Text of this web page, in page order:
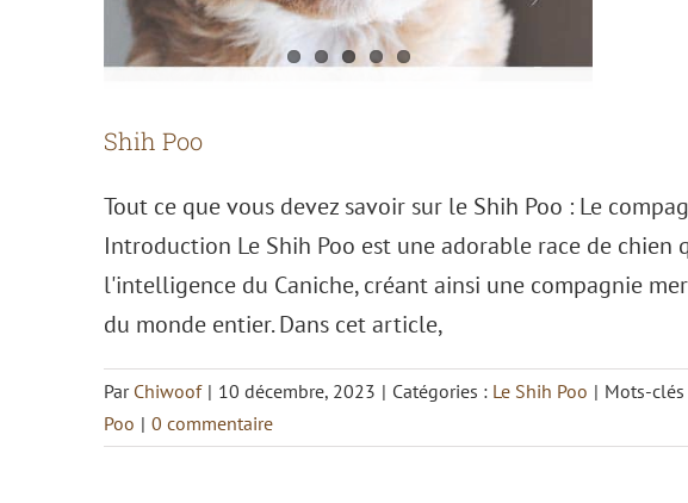
Shih Poo
Tout ce que vous devez savoir sur le Shih Poo : Le
Introduction Le Shih Poo est une adorable race de chien
l'intelligence du Caniche, créant ainsi une compagnie
du monde entier. Dans cet article,
Par Chiwoof | 10 décembre, 2023 | Catégories : Le Shih Poo | Mots-clés
Poo | 0 commentaire
Cockapoo
Le Cockapoo